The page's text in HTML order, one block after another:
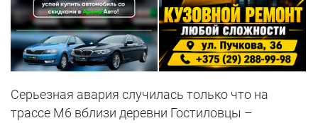
Серьезная авария случилась только что на
трассе М6 вблизи деревни Гостиловцы –